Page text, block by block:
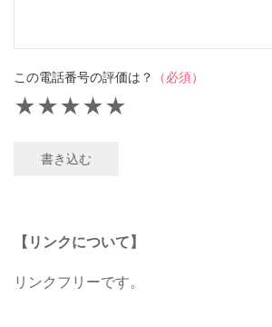
この電話番号の評価は？ （必須）
★
★
★
★
★
書き込む
【リンクについて】
リンクフリーです。